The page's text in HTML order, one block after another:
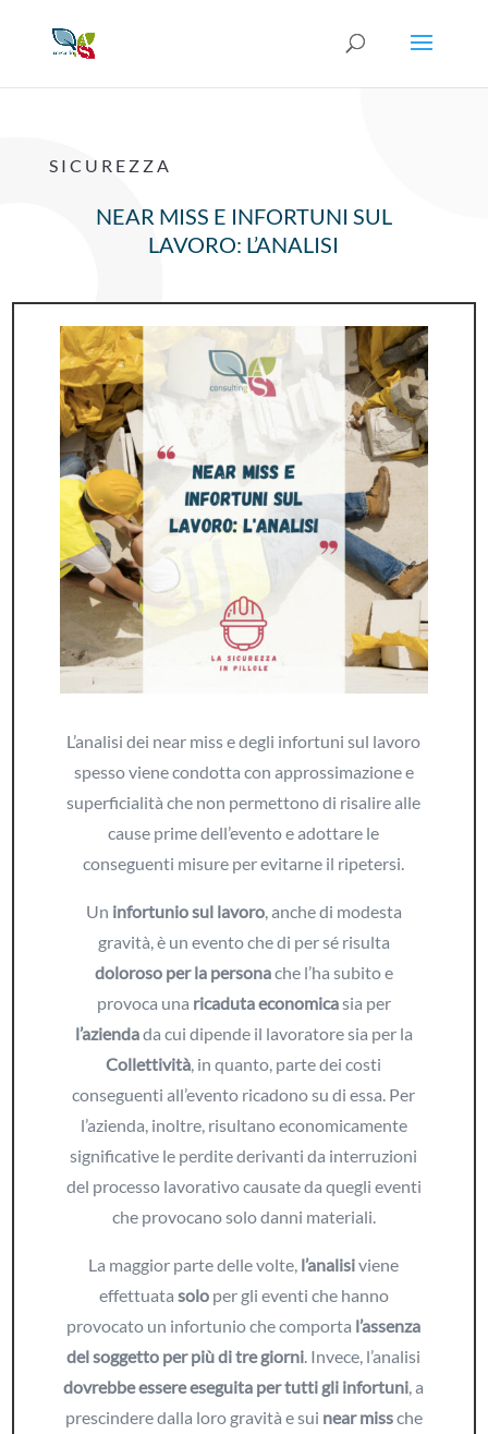
SICUREZZA
NEAR MISS E INFORTUNI SUL
LAVORO: L’ANALISI
L’analisi dei near miss e degli infortuni sul lavoro
spesso viene condotta con approssimazione e
superficialità che non permettono di risalire alle
cause prime dell’evento e adottare le
conseguenti misure per evitarne il ripetersi.
Un infortunio sul lavoro, anche di modesta
gravità, è un evento che di per sé risulta
doloroso per la personache l’ha subito e
provoca una ricaduta economicasia per
l’aziendada cui dipende il lavoratore sia per la
Collettività, in quanto, parte dei costi
conseguenti all’evento ricadono su di essa. Per
l’azienda, inoltre, risultano economicamente
significative le perdite derivanti da interruzioni
del processo lavorativo causate da quegli eventi
che provocano solo danni materiali.
La maggior parte delle volte, l’analisiviene
effettuata soloper gli eventi che hanno
provocato un infortunio che comporta l’assenza
del soggetto per più di tre giorni. Invece, l’analisi
dovrebbe essere eseguita per tutti gli infortuni, a
prescindere dalla loro gravità e sui near missche